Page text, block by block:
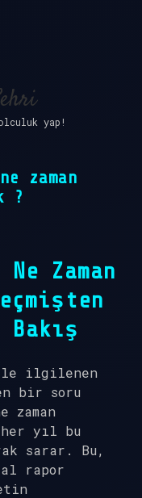
yap!
zaman
?
Zaman
ile ilgilenen
bir soru
zaman
her yıl bu
sarar. Bu,
rapor